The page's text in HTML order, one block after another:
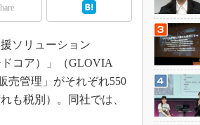
ンとCAE
ソリューション
ドコア）」（GLOVIA
売管理」がそれぞれ550
も税別）。同社では、